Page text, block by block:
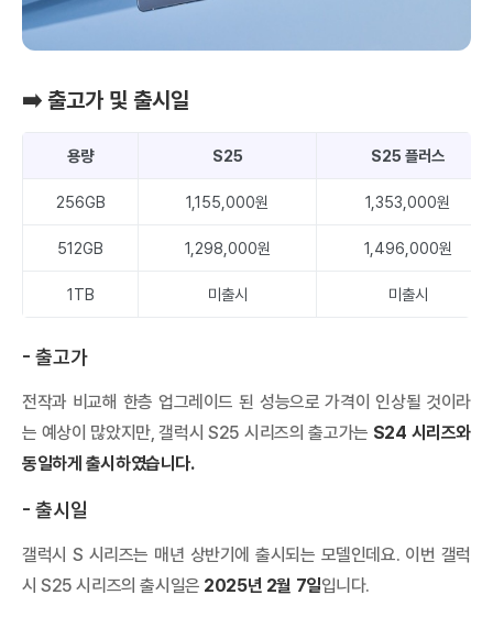
➡️ 출고가 및 출시일
용량 S25 S25 플러스
256GB 1,155,000원 1,353,000원
512GB 1,298,000원 1,496,000원
1TB 미출시 미출시
- 출고가
전작과 비교해 한층 업그레이드 된 성능으로 가격이 인상될 것이라
는 예상이 많았지만, 갤럭시 S25 시리즈의 출고가는 S24 시리즈와
동일하게 출시하였습니다.
- 출시일
갤럭시 S 시리즈는 매년 상반기에 출시되는 모델인데요. 이번 갤럭
시 S25 시리즈의 출시일은 2025년 2월 7일입니다.